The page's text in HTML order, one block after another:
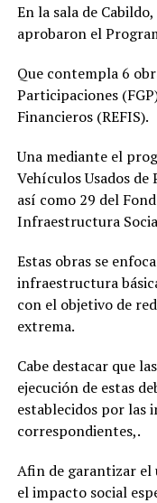
En la sala de
aprobaron el
Que contempla 6
Participaciones
Financieros (REFIS).
Una mediante el
Vehículos Usados de
así como 29 del
Infraestructura
Estas obras se
infraestructura
con el objetivo de
extrema.
Cabe destacar que
ejecución de estas
establecidos por las
correspondientes,.
Afin de garantizar el
el impacto social